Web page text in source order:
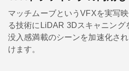
マッチムーブというVFXを実写
る技術にLiDAR 3Dスキャニング
没入感満載のシーンを加速化さ
けます。